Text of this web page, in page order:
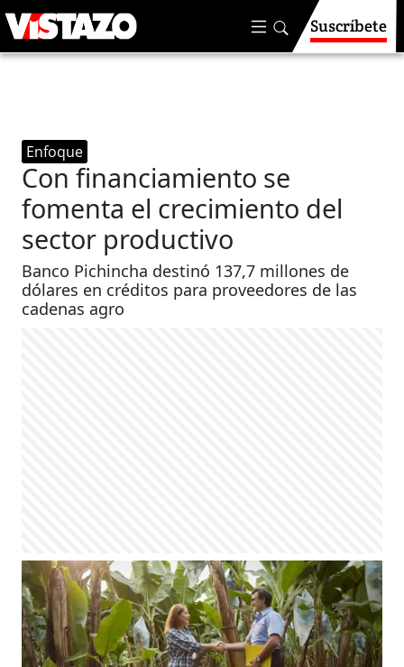
Suscríbete
Enfoque
Con financiamiento se
fomenta el crecimiento del
sector productivo
Banco Pichincha destinó 137,7 millones de
dólares en créditos para proveedores de las
cadenas agro